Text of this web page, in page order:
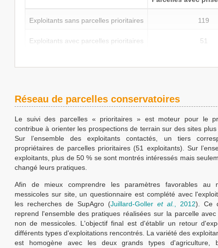
Exploitants sans parcelles prioritaires 119
Exploitants avec parcelles prioritaires 51
Réseau de parcelles conservatoires
Le suivi des parcelles « prioritaires » est moteur pour le
contribue à orienter les prospections de terrain sur des sites
Sur l’ensemble des exploitants contactés, un tiers
propriétaires de parcelles prioritaires (51 exploitants). Sur
exploitants, plus de 50 % se sont montrés intéressés mais
changé leurs pratiques.
Afin de mieux comprendre les paramètres favorables au
messicoles sur site, un questionnaire est complété avec
les recherches de SupAgro (Juillard-Goller et al. , 2012). Ce
reprend l'ensemble des pratiques réalisées sur la parcelle
non de messicoles. L'objectif final est d'établir un retour
différents types d'exploitations rencontrés. La variété des
est homogène avec les deux grands types d'agriculture,